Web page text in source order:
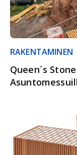
RAKENTAMINEN
Queen´s